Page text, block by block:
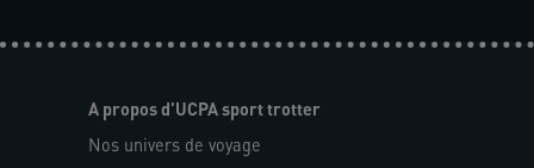
A propos d'UCPA sport trotter
Nos univers de voyage